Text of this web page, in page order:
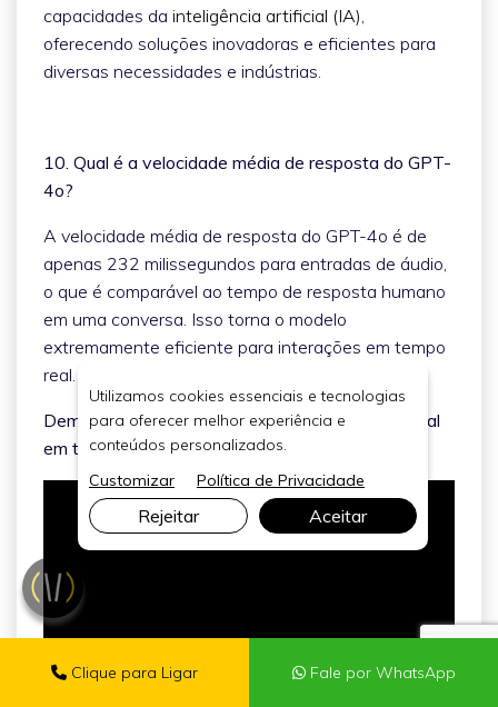
capacidades da inteligência artificial (IA)
oferecendo soluções inovadoras e eficientes para
diversas necessidades e indústrias.
10. Qual é a velocidade média de resposta do GPT-
4o?
A velocidade média de resposta do GPT-4o é de
apenas 232 milissegundos para entradas de áudio,
o que é comparável ao tempo de resposta humano
em uma conversa. Isso torna o modelo
extremamente eficiente para interações em tempo
real.
Demonstração ao vivo do discurso conversacional
em tempo real GPT-4o
Clique para Ligar Fale por WhatsApp
Utilizamos cookies essenciais e tecnologias
para oferecer melhor experiência e
conteúdos personalizados.
Customizar
Política de Privacidade
Rejeitar Aceitar